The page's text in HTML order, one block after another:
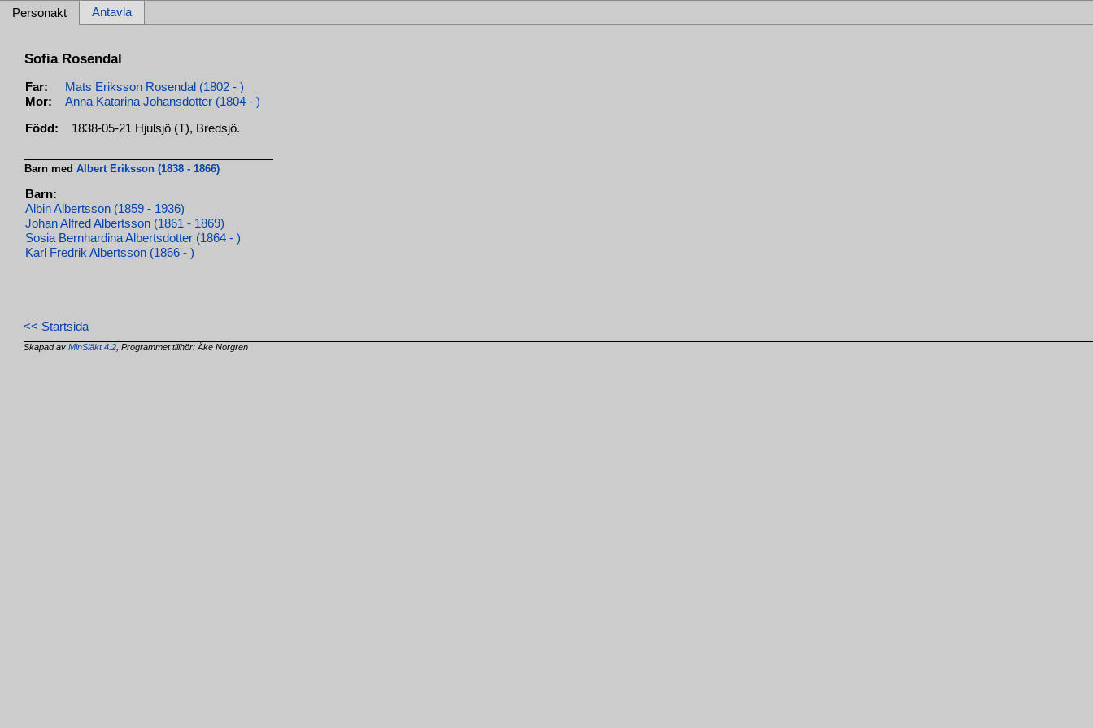
Personakt Antavla
Sofia Rosendal
Far:
Mats Eriksson Rosendal (1802 - )
Mor:
Anna Katarina Johansdotter (1804 - )
Född: 1838-05-21 Hjulsjö (T), Bredsjö.
Barn medAlbert Eriksson (1838 - 1866)
Barn:
Albin Albertsson (1859 - 1936)
Johan Alfred Albertsson (1861 - 1869)
Sosia Bernhardina Albertsdotter (1864 - )
Karl Fredrik Albertsson (1866 - )
<< Startsida
Skapad avMinSläkt 4.2 , Programmet tillhör: Åke Norgren